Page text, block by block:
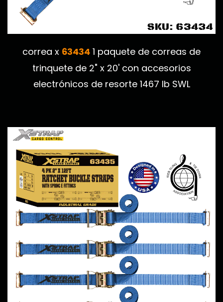
correa x 63434 1 paquete de correas de
trinquete de 2" x 20' con accesorios
electrónicos de resorte 1467 lb SWL